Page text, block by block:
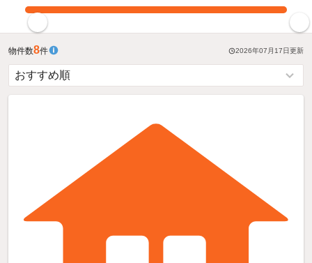
物件数8件 2026年07月17日更新